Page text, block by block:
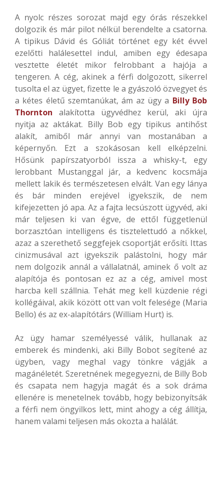
A nyolc részes sorozat majd egy órás részekkel
dolgozik és már pilot nélkül berendelte a csatorna.
A tipikus Dávid és Góliát történet egy két évvel
ezelőtti halálesettel indul, amiben egy édesapa
vesztette életét mikor felrobbant a hajója a
tengeren. A cég, akinek a férfi dolgozott, sikerrel
tusolta el az ügyet, fizette le a gyászoló özvegyet és
a kétes életű szemtanúkat, ám az ügy a Billy Bob
Thornton alakította ügyvédhez kerül, aki újra
nyitja az aktákat. Billy Bob egy tipikus antihőst
alakít, amiből már annyi van mostanában a
képernyőn. Ezt a szokásosan kell elképzelni.
Hősünk papírszatyorból issza a whisky-t, egy
lerobbant Mustanggal jár, a kedvenc kocsmája
mellett lakik és természetesen elvált. Van egy lánya
és bár minden erejével igyekszik, de nem
kifejezetten jó apa. Az a fajta lecsúszott ügyvéd, aki
már teljesen ki van égve, de ettől függetlenül
borzasztóan intelligens és tisztelettudó a nőkkel,
azaz a szerethető seggfejek csoportját erősíti. Ittas
cinizmusával azt igyekszik palástolni, hogy már
nem dolgozik annál a vállalatnál, aminek ő volt az
alapítója és pontosan ez az a cég, amivel most
harcba kell szállnia. Tehát meg kell küzdenie régi
kollégáival, akik között ott van volt felesége (Maria
Bello) és az ex-alapítótárs (William Hurt) is.
Az ügy hamar személyessé válik, hullanak az
emberek és mindenki, aki Billy Bobot segítené az
ügyben, vagy meghal vagy tönkre vágják a
magánéletét. Szeretnének megegyezni, de Billy Bob
és csapata nem hagyja magát és a sok dráma
ellenére is menetelnek tovább, hogy bebizonyítsák
a férfi nem öngyilkos lett, mint ahogy a cég állítja,
hanem valami teljesen más okozta a halálát.